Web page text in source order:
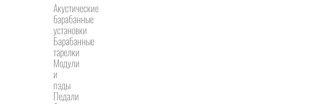
Акустические
барабанные
установки
Барабанные
тарелки
Модули
и
пэды
Педали